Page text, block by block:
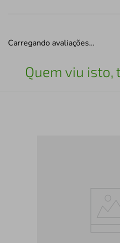
Carregando avaliações…
Quem viu isto,